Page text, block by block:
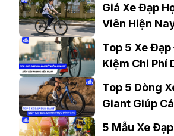
Giá Xe Đạp
Viên Hiện
Top 5 Xe
Kiệm Chi Phí
Top 5 Dòng
Giant Giúp
Chinh Phục
5 Mẫu Xe